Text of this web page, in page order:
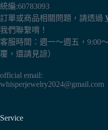
統編:60783093
訂單或商品相關問題，請透過
我們聯繫唷！
客服時間：週一～週五，9:00
覆，還請見諒）
official email:
whisperjewelry2024@gmail.com
Service